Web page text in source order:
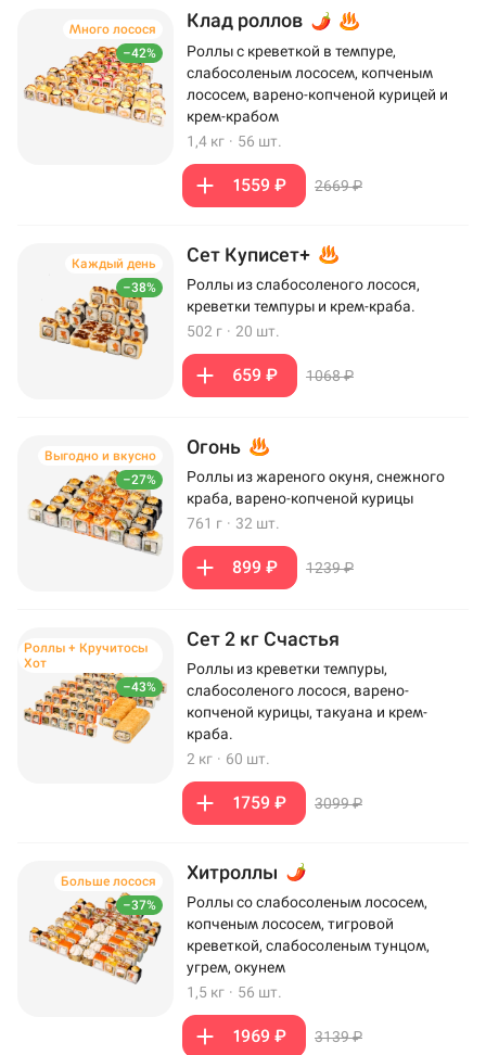
–42%
Много лосося Клад роллов
Роллы с креветкой в темпуре,
слабосоленым лососем, копченым
лососем, варено-копченой курицей и
крем-крабом
1,4 кг · 56 шт.
1559 ₽ 2669 ₽
–38%
Каждый день Сет Куписет+
Роллы из слабосоленого лосося,
креветки темпуры и крем-краба.
502 г · 20 шт.
659 ₽ 1068 ₽
–27%
Выгодно и вкусно Огонь
Роллы из жареного окуня, снежного
краба, варено-копченой курицы
761 г · 32 шт.
899 ₽ 1239 ₽
–43%
Роллы + Кручитосы
Хот
Сет 2 кг Счастья
Роллы из креветки темпуры,
слабосоленого лосося, варено-
копченой курицы, такуана и крем-
краба.
2 кг · 60 шт.
1759 ₽ 3099 ₽
–37%
Больше лосося Хитроллы
Роллы со слабосоленым лососем,
копченым лососем, тигровой
креветкой, слабосоленым тунцом,
угрем, окунем
1,5 кг · 56 шт.
1969 ₽ 3139 ₽